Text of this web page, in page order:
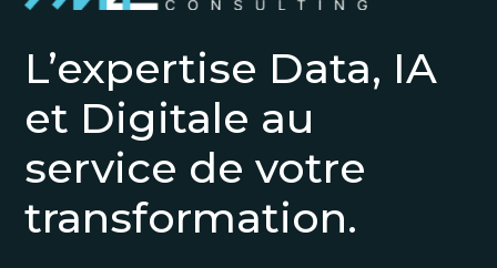
L’expertise Data, IA
et Digitale au
service de votre
transformation.